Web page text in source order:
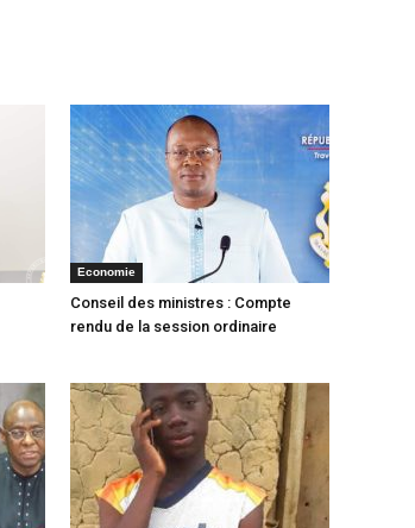
Economie
Conseil des ministres : Compte
rendu de la session ordinaire